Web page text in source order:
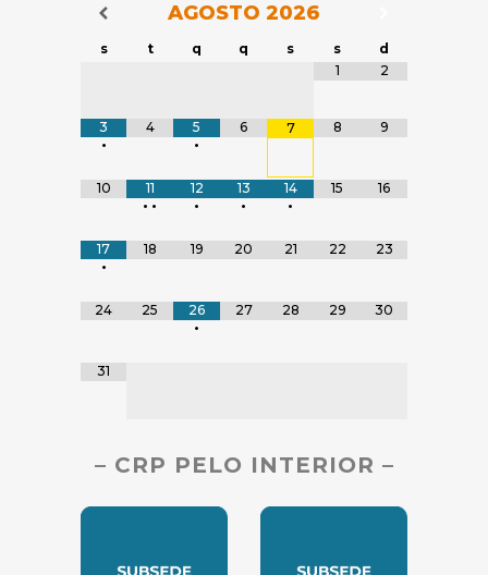
Navegação do Calendário
AGOSTO 2026
s t q q s s
d
1
2
3
•
4
5
•
6 7 8 9
10
11
• •
12
•
13
•
14
•
15 16
17
•
18 19 20 21 22 23
24 25
26
•
27 28 29 30
31
– CRP PELO INTERIOR –